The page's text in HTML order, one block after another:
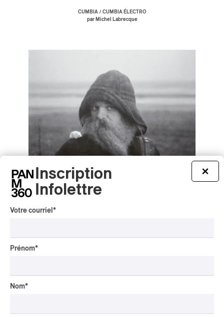
CUMBIA / CUMBIA ÉLECTRO
par Michel Labrecque
Hermit
×
Inscription
Infolettre
Votre courriel *
Prénom*
Nom*